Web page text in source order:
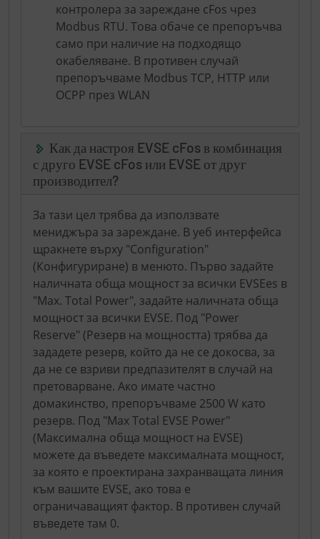
контролера за зареждане cFos чрез
Modbus RTU. Това обаче се препоръчва
само при наличие на подходящо
окабеляване. В противен случай
препоръчваме Modbus TCP, HTTP или
OCPP през WLAN
Как да настроя EVSE cFos в комбинация
с друго EVSE cFos или EVSE от друг
производител?
За тази цел трябва да използвате
мениджъра за зареждане. В уеб интерфейса
щракнете върху "Configuration"
(Конфигуриране) в менюто. Първо задайте
наличната обща мощност за всички EVSEes в
"Max. Total Power", задайте наличната обща
мощност за всички EVSE. Под "Power
Reserve" (Резерв на мощността) трябва да
зададете резерв, който да не се докосва, за
да не се взриви предпазителят в случай на
претоварване. Ако имате частно
домакинство, препоръчваме 2500 W като
резерв. Под "Max Total EVSE Power"
(Максимална обща мощност на EVSE)
можете да въведете максималната мощност,
за която е проектирана захранващата линия
към вашите EVSE, ако това е
ограничаващият фактор. В противен случай
въведете там 0.